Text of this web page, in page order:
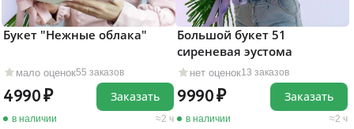
мало оценок55 заказов
Букет "Нежные облака"
4990
в наличии 2 ч
Заказать
нет оценок13 заказов
Большой букет 51
сиреневая эустома
9990
в наличии 2 ч
Заказать